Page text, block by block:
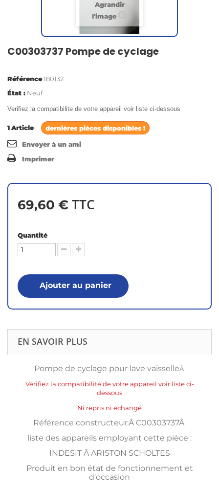
Agrandir
l'image
C00303737 Pompe de cyclage
Référence180132
État : Neuf
Verifiez la compatibilite de votre appareil voir liste ci-dessous
1Article dernières pièces disponibles !
Envoyer à un ami
Imprimer
69,60 € TTC
Quantité
Ajouter au panier
EN SAVOIR PLUS
Pompe de cyclage pour lave vaisselleÂ
Vérifiez la compatibilité de votre appareil voir liste ci-
dessous
Ni repris ni échangé
Référence constructeur:Â C00303737Â
liste des appareils employant cette pièce :
INDESIT Â ARISTON SCHOLTES
Produit en bon état de fonctionnement et
d'occasion